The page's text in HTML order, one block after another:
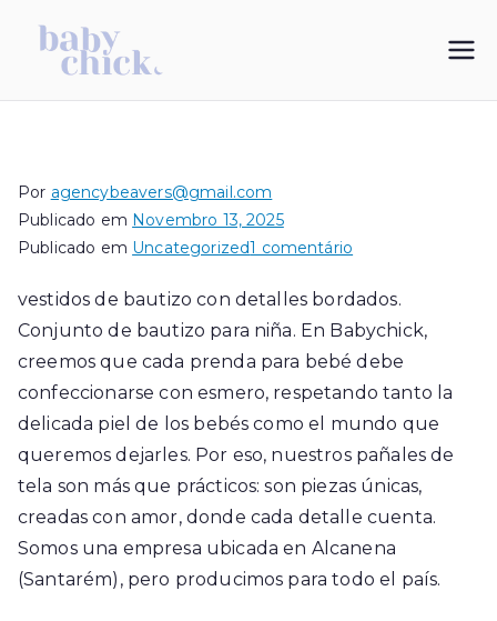
conteúdo
Por agencybeavers@gmail.com
Publicado em Novembro 13, 2025
Publicado em Uncategorized1 comentário
de
bautizo
con
detalles
bordados
vestidos de bautizo con detalles bordados.
Conjunto de bautizo para niña. En Babychick,
creemos que cada prenda para bebé debe
confeccionarse con esmero, respetando tanto la
delicada piel de los bebés como el mundo que
queremos dejarles. Por eso, nuestros pañales de
tela son más que prácticos: son piezas únicas,
creadas con amor, donde cada detalle cuenta.
Somos una empresa ubicada en Alcanena
(Santarém), pero producimos para todo el país.